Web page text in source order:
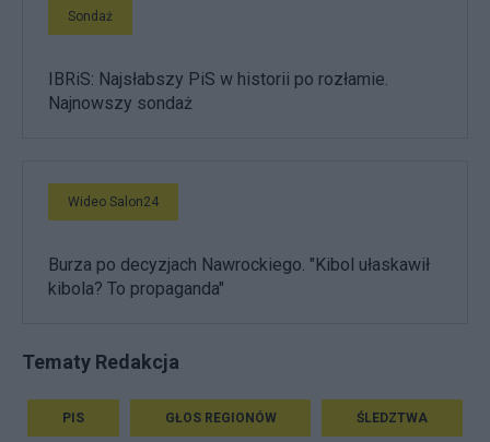
Sondaż
IBRiS: Najsłabszy PiS w historii po rozłamie.
Najnowszy sondaż
Wideo Salon24
Burza po decyzjach Nawrockiego. "Kibol ułaskawił
kibola? To propaganda"
Tematy Redakcja
PIS GŁOS REGIONÓW ŚLEDZTWA